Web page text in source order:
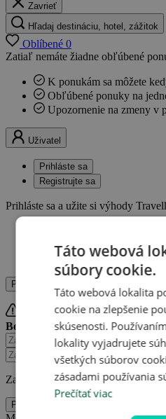
Zavrieť
Hľadaj destináciu, hotel, zážitok
Oblíbené 0
Zatiaľ nemáte žiadne obľúbené
K ponukám sa môžete
Obľúbené ponuky na
Upozornenie na zmeny v
Uživatel
Prihláste sa
Registrujte sa
Prihláste sa a užite si výhody
Ukladajte si obľúbené
Získajte prehľad o
Prihláste sa
Bohužiaľ, tieto údaje nie sú
Zabudli ste heslo?Získajte nové!
Prihlásiť sa
Táto webová
súbory cookie.
Táto webová lokalita
cookie na zlepšenie
skúsenosti.
lokality vyjadrujete
všetkých súborov
zásadami používania
Prečítať viac